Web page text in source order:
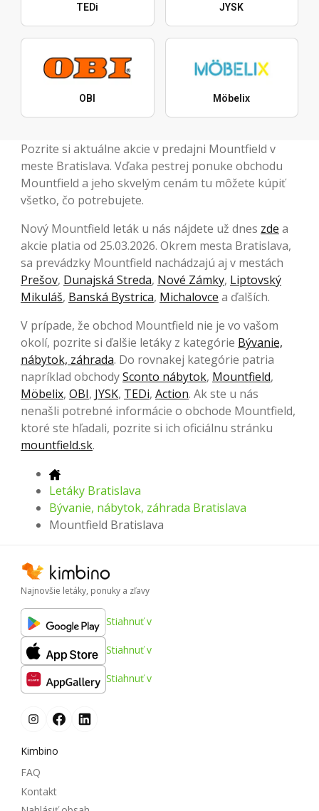
TEDi JYSK
OBI Möbelix
Pozrite si aktuálne akcie v predajni Mountfield v
meste Bratislava. Vďaka pestrej ponuke obchodu
Mountfield a jeho skvelým cenám tu môžete kúpiť
všetko, čo potrebujete.
Nový Mountfield leták u nás nájdete už dnes zde a
akcie platia od 25.03.2026. Okrem mesta Bratislava,
sa prevádzky Mountfield nachádzajú aj v mestách
Prešov, Dunajská Streda, Nové Zámky, Liptovský
Mikuláš, Banská Bystrica, Michalovce a ďalších.
V prípade, že obchod Mountfield nie je vo vašom
okolí, pozrite si ďalšie letáky z kategórie Bývanie,
nábytok, záhrada. Do rovnakej kategórie patria
napríklad obchodySconto nábytok, Mountfield,
Möbelix, OBI, JYSK, TEDi, Action. Ak ste u nás
nenašli potrebné informácie o obchode Mountfield,
ktoré ste hľadali, pozrite si ich oficiálnu stránku
mountfield.sk.
Letáky Bratislava
Bývanie, nábytok, záhrada Bratislava
Mountfield Bratislava
Najnovšie letáky, ponuky a zľavy
Stiahnuť v
Stiahnuť v
Stiahnuť v
Kimbino
FAQ
Kontakt